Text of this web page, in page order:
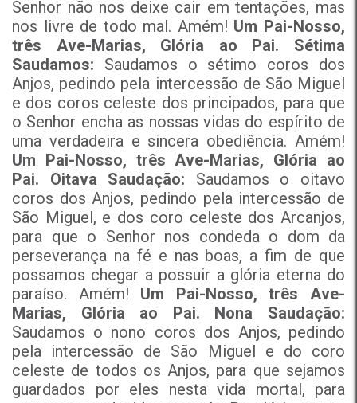
Senhor não nos deixe cair em tentações, mas
nos livre de todo mal. Amém! Um Pai-Nosso,
três Ave-Marias, Glória ao Pai.
Sétima
Saudamos: Saudamos o sétimo coros dos
Anjos, pedindo pela intercessão de São Miguel
e dos coros celeste dos principados, para que
o Senhor encha as nossas vidas do espírito de
uma verdadeira e sincera obediência. Amém!
Um Pai-Nosso, três Ave-Marias, Glória ao
Pai.
Oitava Saudação: Saudamos o oitavo
coros dos Anjos, pedindo pela intercessão de
São Miguel, e dos coro celeste dos Arcanjos,
para que o Senhor nos condeda o dom da
perseverança na fé e nas boas, a fim de que
possamos chegar a possuir a glória eterna do
paraíso. Amém! Um Pai-Nosso, três Ave-
Marias, Glória ao Pai.
Nona Saudação:
Saudamos o nono coros dos Anjos, pedindo
pela intercessão de São Miguel e do coro
celeste de todos os Anjos, para que sejamos
guardados por eles nesta vida mortal, para